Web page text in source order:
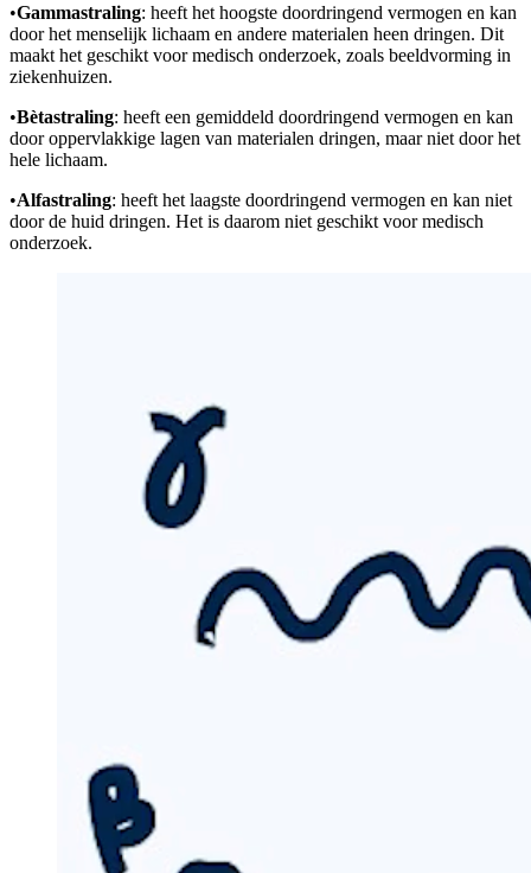
•Gammastraling: heeft het hoogste doordringend vermogen en kan
door het menselijk lichaam en andere materialen heen dringen. Dit
maakt het geschikt voor medisch onderzoek, zoals beeldvorming in
ziekenhuizen.
•Bètastraling: heeft een gemiddeld doordringend vermogen en kan
door oppervlakkige lagen van materialen dringen, maar niet door het
hele lichaam.
•Alfastraling: heeft het laagste doordringend vermogen en kan niet
door de huid dringen. Het is daarom niet geschikt voor medisch
onderzoek.